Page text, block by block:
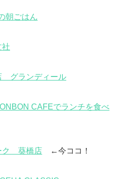
朝ごはん
グランディール
CAFEでランチを食べ
ク 葵橋店 ←今ココ！